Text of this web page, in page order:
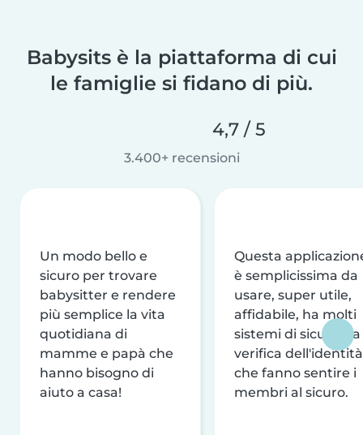
Babysits è la piattaforma di cui
le famiglie si fidano di più.
4,7 / 5
3.400+ recensioni
Un modo bello e
sicuro per trovare
babysitter e rendere
più semplice la vita
quotidiana di
mamme e papà che
hanno bisogno di
aiuto a casa!
Questa
è semplicissima da
usare, super utile,
affidabile, ha molti
sistemi di sicurezza
verifica dell'identità
che fanno sentire i
membri al sicuro.